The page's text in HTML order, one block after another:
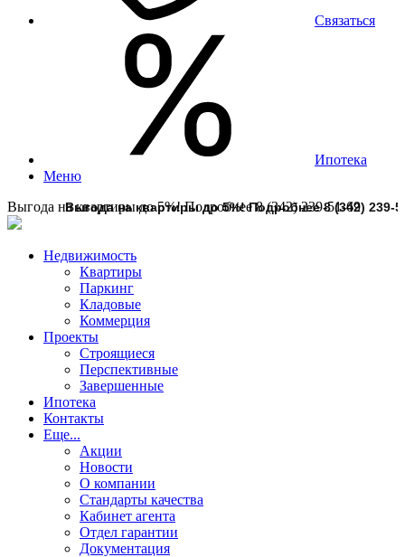
Связаться
Ипотека
Меню
Выгода на квартиры до 5%! Подробнее 8 (342) 239-51-69
Недвижимость
Квартиры
Паркинг
Кладовые
Коммерция
Проекты
Строящиеся
Перспективные
Завершенные
Ипотека
Контакты
Еще...
Акции
Новости
О компании
Стандарты качества
Кабинет агента
Отдел гарантии
Документация